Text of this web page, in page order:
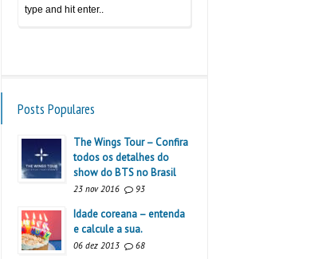
Posts Populares
The Wings Tour – Confira
todos os detalhes do
show do BTS no Brasil
23 nov 2016 93
Idade coreana – entenda
e calcule a sua.
06 dez 2013 68